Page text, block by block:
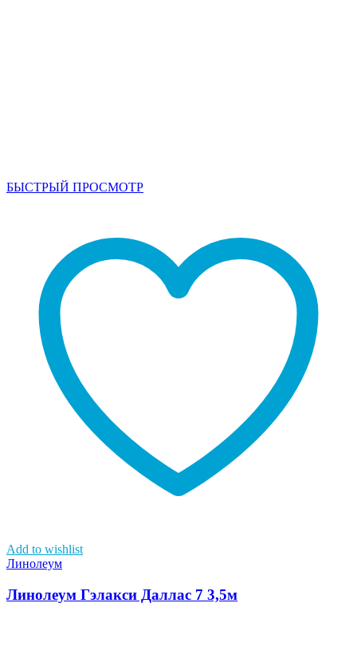
БЫСТРЫЙ ПРОСМОТР
Add to wishlist
Линолеум
Линолеум Гэлакси Даллас 7 3,5м